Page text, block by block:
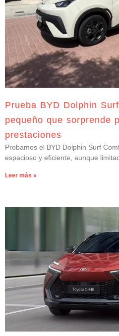
Prueba BYD Dolphin
pequeño que sorprende
prestaciones
Probamos el BYD Dolphin Surf
espacioso y eficiente, aunque
Leer más »